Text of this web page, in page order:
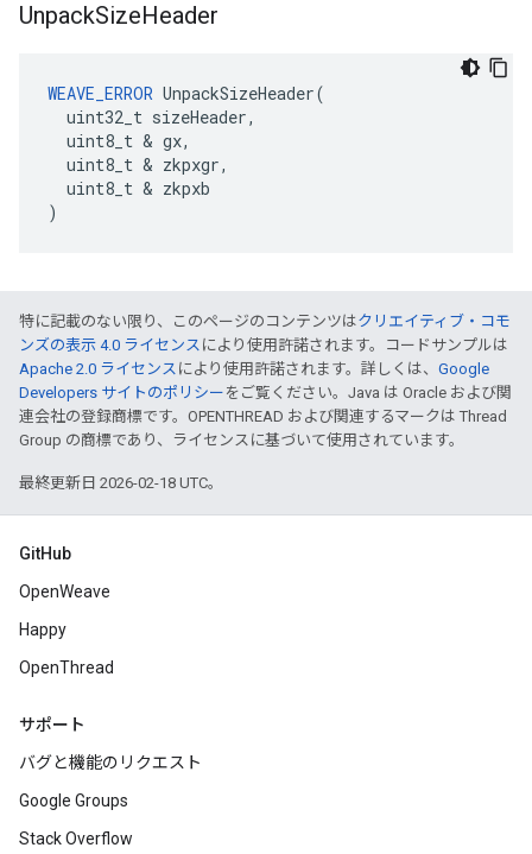
UnpackSizeHeader
WEAVE_ERROR UnpackSizeHeader(
  uint32_t sizeHeader,
  uint8_t & gx,
  uint8_t & zkpxgr,
  uint8_t & zkpxb
)
特に記載のない限り、このページのコンテンツはクリエイティブ・コモ
ンズの表示 4.0 ライセンス により使用許諾されます。コードサンプルは
Apache 2.0 ライセンス により使用許諾されます。詳しくは、 Google
Developers サイトのポリシー をご覧ください。Java は Oracle および関
連会社の登録商標です。OPENTHREAD および関連するマークは Thread
Group の商標であり、ライセンスに基づいて使用されています。
最終更新日 2026-02-18 UTC。
GitHub
OpenWeave
Happy
OpenThread
サポート
バグと機能のリクエスト
Google Groups
Stack Overflow